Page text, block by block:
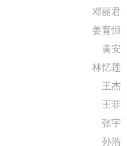
邓丽君
姜育恒
黄安
林忆莲
王杰
王菲
张宇
孙浩